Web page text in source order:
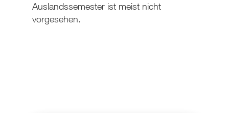
Auslandssemester ist meist nicht
vorgesehen.